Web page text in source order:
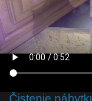
Čistenie